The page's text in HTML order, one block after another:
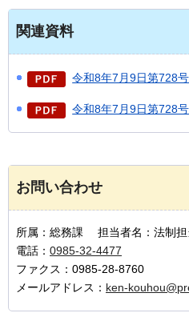
関連資料
令和8年7月9日第728
令和8年7月9日第728
お問い合わせ
所属：総務課 担当者名：法制担
電話： 0985-32-4477
ファクス：0985-28-8760
メールアドレス： ken-